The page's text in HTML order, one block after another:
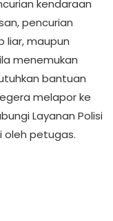
kendaraan
pencurian
liar, maupun
menemukan
bantuan
melapor ke
Layanan Polisi
oleh petugas.